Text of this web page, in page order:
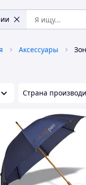
Аксессуары
Страна